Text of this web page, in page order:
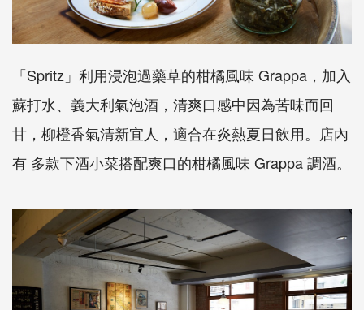
「Spritz」利用浸泡過藥草的柑橘風味 Grappa，加入
蘇打水、義大利氣泡酒，清爽口感中因為苦味而回
甘，柳橙香氣清新宜人，適合在炎熱夏日飲用。店內
有 多款下酒小菜搭配爽口的柑橘風味 Grappa 調酒。